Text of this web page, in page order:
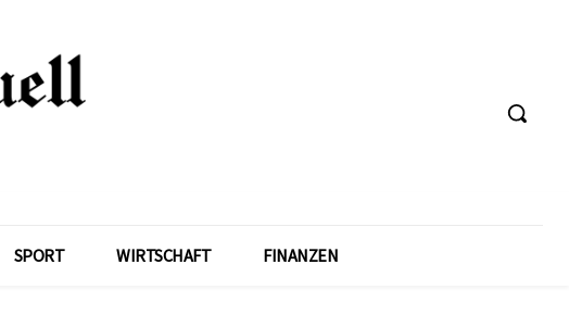
SPORT WIRTSCHAFT FINANZEN